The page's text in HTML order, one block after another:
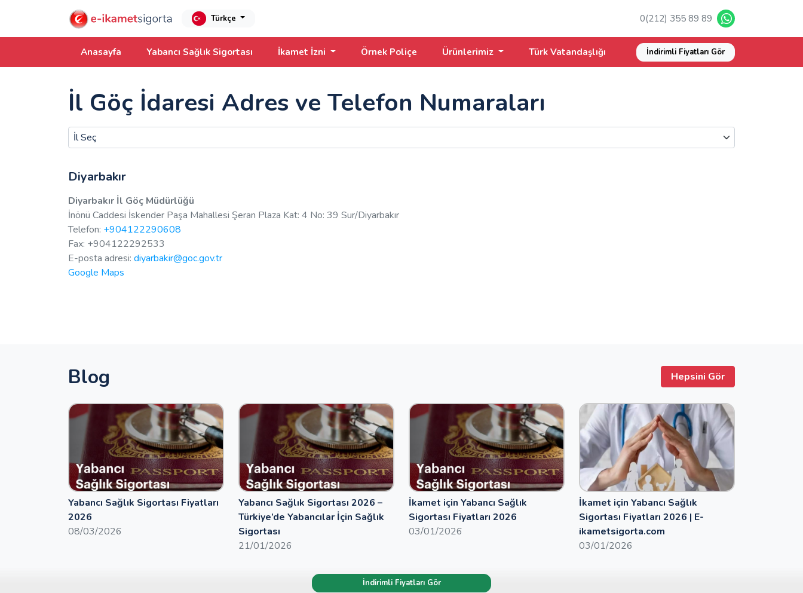
Türkçe 0(212) 355 89 89
Anasayfa Yabancı Sağlık Sigortası İkamet İzni Örnek Poliçe Ürünlerimiz Türk Vatandaşlığı İndirimli Fiyatları Gör
İl Göç İdaresi Adres ve Telefon Numaraları
Diyarbakır
Diyarbakır İl Göç Müdürlüğü
İnönü Caddesi İskender Paşa Mahallesi Şeran Plaza Kat: 4 No: 39 Sur/Diyarbakır
Telefon: +904122290608
Fax: +904122292533
E-posta adresi: diyarbakir@goc.gov.tr
Google Maps
Blog Hepsini Gör
Yabancı Sağlık Sigortası Fiyatları
2026
08/03/2026
Yabancı Sağlık Sigortası 2026 –
Türkiye’de Yabancılar İçin Sağlık
Sigortası
21/01/2026
İkamet için Yabancı Sağlık
Sigortası Fiyatları 2026
03/01/2026
İkamet için Yabancı Sağlık
Sigortası Fiyatları 2026 | E-
ikametsigorta.com
03/01/2026
İndirimli Fiyatları Gör